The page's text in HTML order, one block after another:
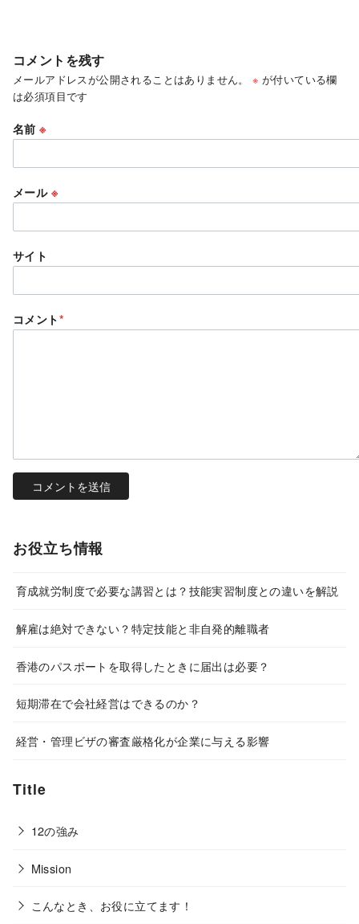
コメントを残す
メールアドレスが公開されることはありません。 ※ が付いている欄
は必須項目です
名前※
メール ※
サイト
コメント*
お役立ち情報
育成就労制度で必要な講習とは？技能実習制度との違いを解説
解雇は絶対できない？特定技能と非自発的離職者
香港のパスポートを取得したときに届出は必要？
短期滞在で会社経営はできるのか？
経営・管理ビザの審査厳格化が企業に与える影響
Title
12の強み
Mission
こんなとき、お役に立てます！